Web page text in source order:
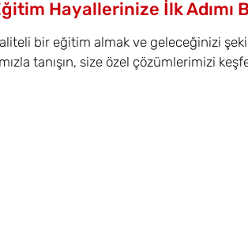
Hayallerinize İlk Adımı
bir eğitim almak ve geleceğinizi
tanışın, size özel çözümlerimizi